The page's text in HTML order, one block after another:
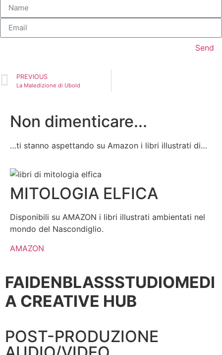
Send
PREVIOUS
La Maledizione di Ubold
Non dimenticare...
…ti stanno aspettando su Amazon i libri illustrati di…
MITOLOGIA ELFICA
Disponibili su AMAZON i libri illustrati ambientati nel
mondo del Nascondiglio.
AMAZON
FAIDENBLASSSTUDIOMEDI
A CREATIVE HUB
POST-PRODUZIONE